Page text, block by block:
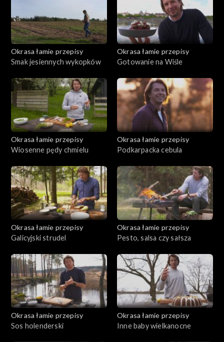
Okrasa łamie przepisy
Smak jesiennych wykopków
Okrasa łamie przepisy
Gotowanie na Wiśle
Okrasa łamie przepisy
Wiosenne pędy chmielu
Okrasa łamie przepisy
Podkarpacka cebula
Okrasa łamie przepisy
Galicyjski strudel
Okrasa łamie przepisy
Pesto, salsa czy sałsza
Okrasa łamie przepisy
Sos holenderski
Okrasa łamie przepisy
Inne baby wielkanocne